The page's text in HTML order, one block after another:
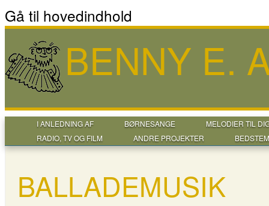
Gå til hovedindhold
BENNY E.
I ANLEDNING AF BØRNESANGE
MELODIER TIL
RADIO, TV OG FILM
ANDRE PROJEKTER
BALLADEMUSIK